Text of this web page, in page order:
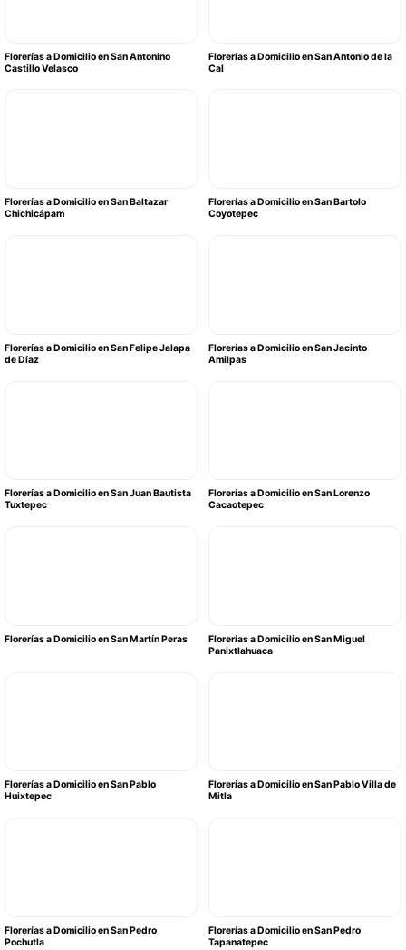
Florerías a Domicilio en San Antonino
Castillo Velasco
Florerías a Domicilio en San Antonio de la
Cal
Florerías a Domicilio en San Baltazar
Chichicápam
Florerías a Domicilio en San Bartolo
Coyotepec
Florerías a Domicilio en San Felipe Jalapa
de Díaz
Florerías a Domicilio en San Jacinto
Amilpas
Florerías a Domicilio en San Juan Bautista
Tuxtepec
Florerías a Domicilio en San Lorenzo
Cacaotepec
Florerías a Domicilio en San Martín Peras
Florerías a Domicilio en San Miguel
Panixtlahuaca
Florerías a Domicilio en San Pablo
Huixtepec
Florerías a Domicilio en San Pablo Villa de
Mitla
Florerías a Domicilio en San Pedro
Pochutla
Florerías a Domicilio en San Pedro
Tapanatepec